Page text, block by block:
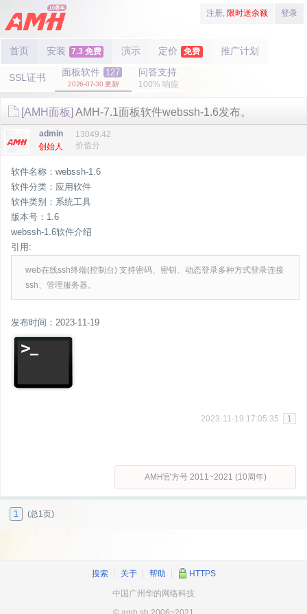
注册, 限时送余额 登录
首页 安装 7.3 免费 演示 定价 免费 推广计划
SSL证书 面板软件 127
2026-07-30 更新!
问答支持
100% 响应
[AMH面板] AMH-7.1面板软件webssh-1.6发布。
admin
创始人
13049.42
价值分
软件名称：webssh-1.6
软件分类：应用软件
软件类别：系统工具
版本号：1.6
webssh-1.6软件介绍
引用:
web在线ssh终端(控制台) 支持密码、密钥、动态登录多种方式登录连接
ssh、管理服务器。
发布时间：2023-11-19
2023-11-19 17:05:35 1
AMH官方号 2011~2021 (10周年)
1 (总1页)
搜索┊ 关于┊ 帮助 HTTPS
中国广州华的网络科技